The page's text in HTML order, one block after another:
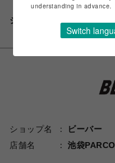
シェアする
ショップ名
ビーバー
店舗名
池袋PARCO
understanding in advance.
Switch